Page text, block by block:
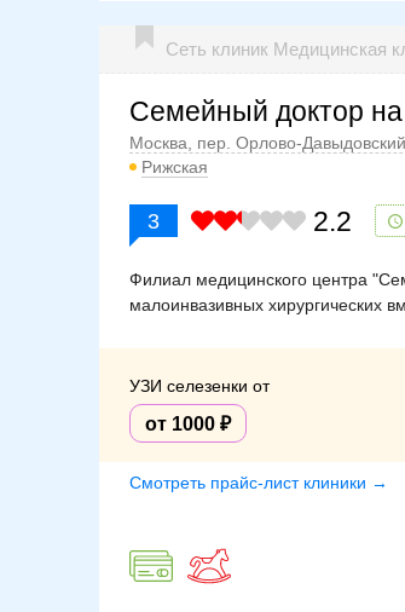
Сеть клиник Медицинская
Семейный доктор
Москва, пер. Орлово-
Рижская
3 2.2
Филиал медицинского центра
малоинвазивных хирургических
УЗИ селезенки от
от 1000
Смотреть прайс-лист клиники →